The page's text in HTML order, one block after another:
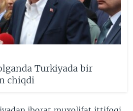
Turkiyada bir
chiqdi